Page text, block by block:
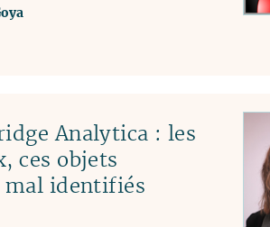
Analytica : les
ces objets
identifiés